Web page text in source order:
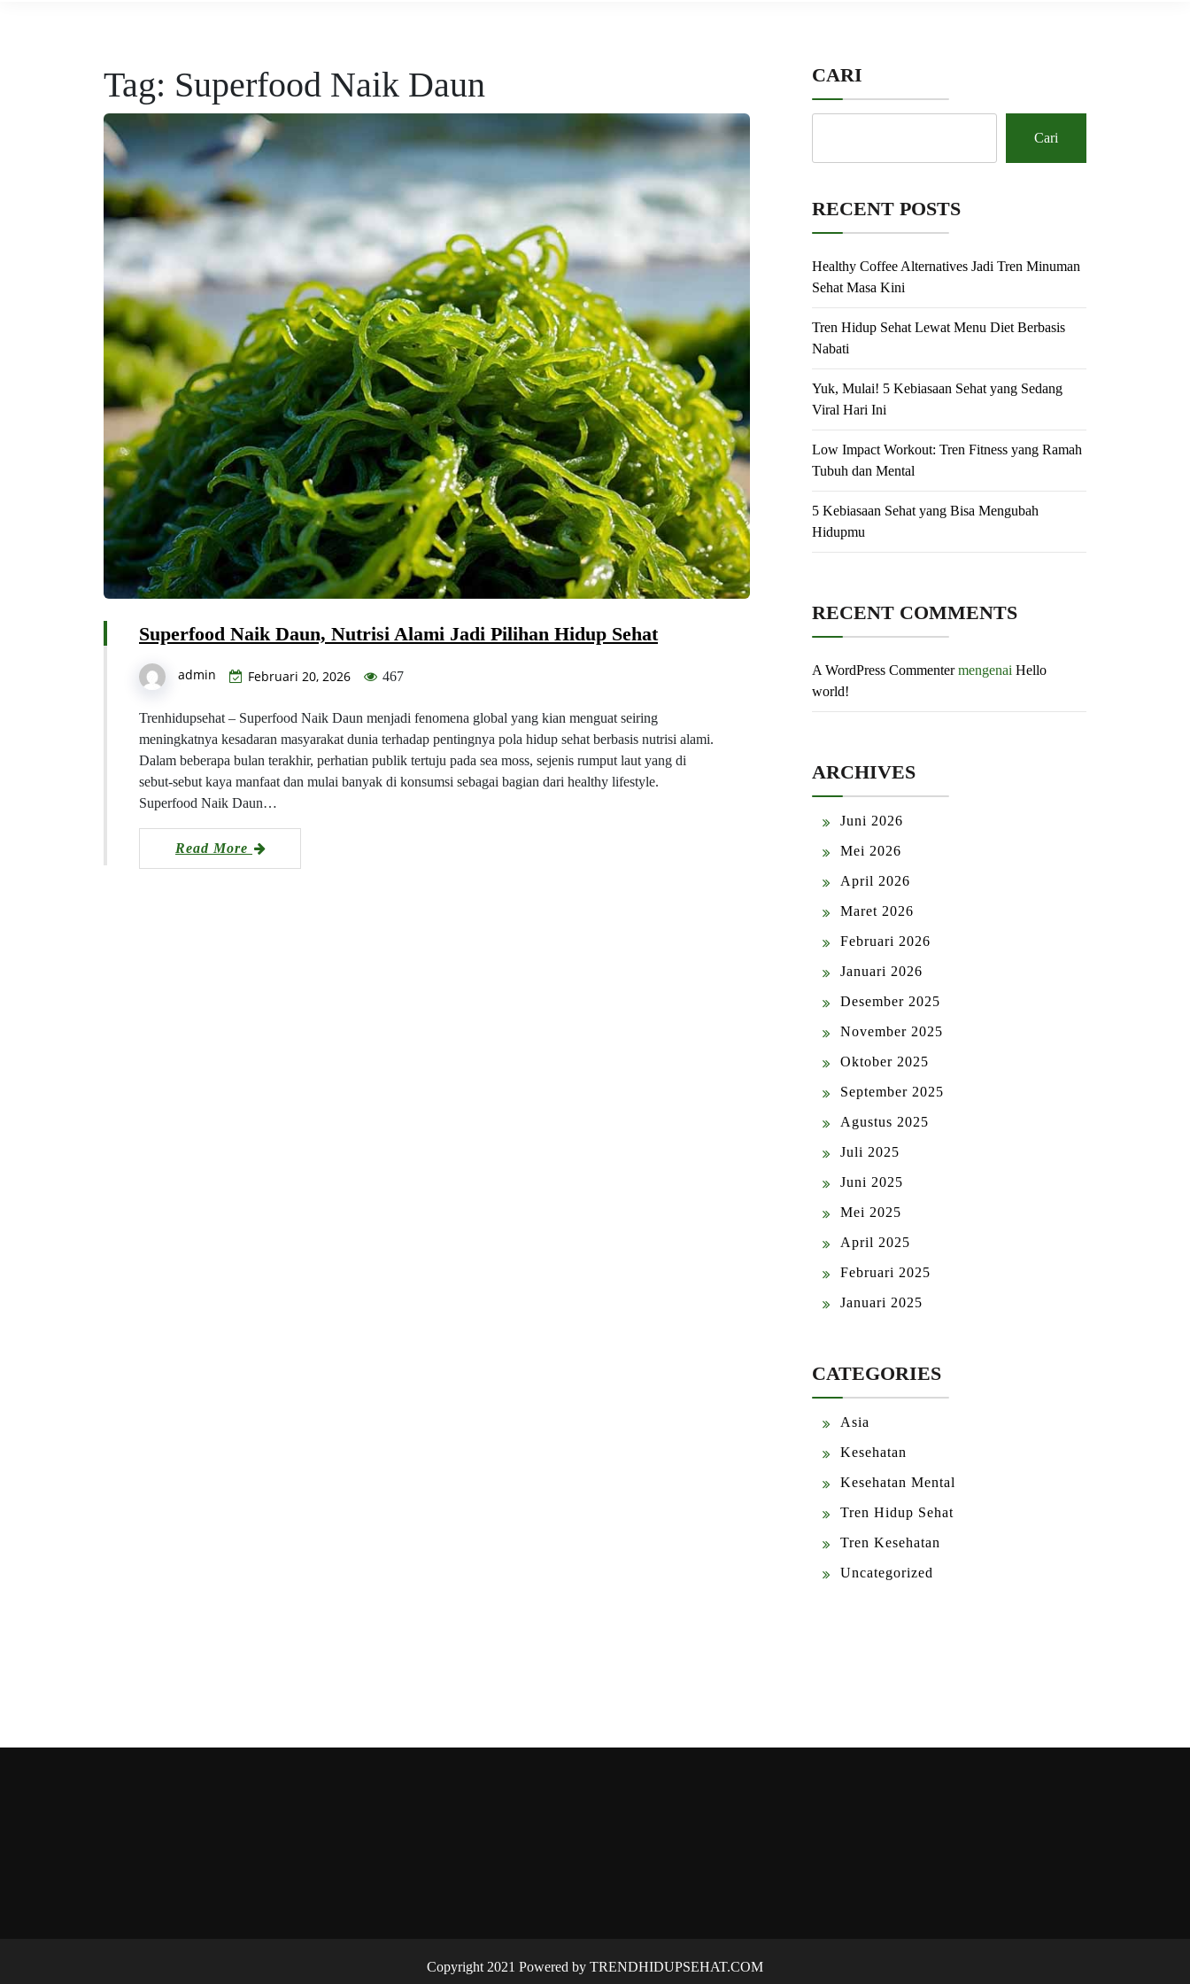
Tag: Superfood Naik Daun
Superfood Naik Daun, Nutrisi Alami Jadi Pilihan Hidup Sehat
admin Februari 20, 2026 467
Trenhidupsehat – Superfood Naik Daun menjadi fenomena global yang kian menguat seiring
meningkatnya kesadaran masyarakat dunia terhadap pentingnya pola hidup sehat berbasis nutrisi alami.
Dalam beberapa bulan terakhir, perhatian publik tertuju pada sea moss, sejenis rumput laut yang di
sebut-sebut kaya manfaat dan mulai banyak di konsumsi sebagai bagian dari healthy lifestyle.
Superfood Naik Daun…
Read More
CARI
Cari
RECENT POSTS
Healthy Coffee Alternatives Jadi Tren Minuman
Sehat Masa Kini
Tren Hidup Sehat Lewat Menu Diet Berbasis
Nabati
Yuk, Mulai! 5 Kebiasaan Sehat yang Sedang
Viral Hari Ini
Low Impact Workout: Tren Fitness yang Ramah
Tubuh dan Mental
5 Kebiasaan Sehat yang Bisa Mengubah
Hidupmu
RECENT COMMENTS
A WordPress Commentermengenai Hello
world!
ARCHIVES
Juni 2026
Mei 2026
April 2026
Maret 2026
Februari 2026
Januari 2026
Desember 2025
November 2025
Oktober 2025
September 2025
Agustus 2025
Juli 2025
Juni 2025
Mei 2025
April 2025
Februari 2025
Januari 2025
CATEGORIES
Asia
Kesehatan
Kesehatan Mental
Tren Hidup Sehat
Tren Kesehatan
Uncategorized
Copyright 2021 Powered by TRENDHIDUPSEHAT.COM